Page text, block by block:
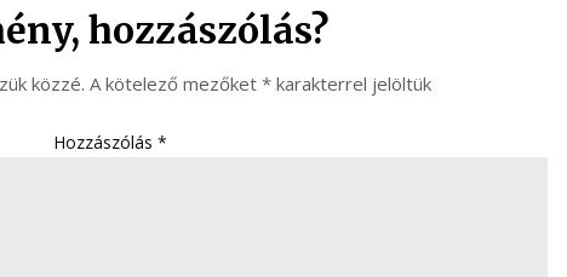
hozzászólás?
közzé. A kötelező mezőket* karakterrel jelöltük
Hozzászólás *